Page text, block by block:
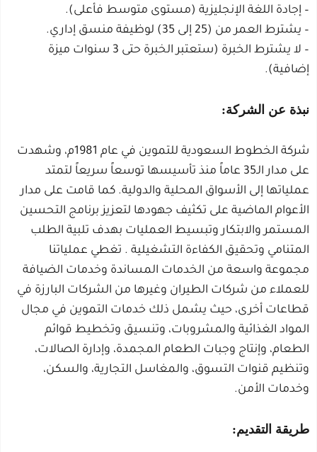
– إجادة اللغة الإنجليزية (مستوى متوسط فأعلى).
– يشترط العمر من (25 إلى 35) لوظيفة منسق إداري.
– لا يشترط الخبرة (ستعتبر الخبرة حتى 3 سنوات ميزة
إضافية).
نبذة عن الشركة:
شركة الخطوط السعودية للتموين في عام 1981م، وشهدت
على مدار الـ35 عاماً منذ تأسيسها توسعاً سريعاً لتمتد
عملياتها إلى الأسواق المحلية والدولية. كما قامت على مدار
الأعوام الماضية على تكثيف جهودها لتعزيز برنامج التحسين
المستمر والابتكار وتبسيط العمليات بهدف تلبية الطلب
المتنامي وتحقيق الكفاءة التشغيلية . تغطي عملياتنا
مجموعة واسعة من الخدمات المساندة وخدمات الضيافة
للعملاء من شركات الطيران وغيرها من الشركات البارزة في
قطاعات أخرى، حيث يشمل ذلك خدمات التموين في مجال
المواد الغذائية والمشروبات، وتنسيق وتخطيط قوائم
الطعام، وإنتاج وجبات الطعام المجمدة، وإدارة الصالات،
وتنظيم قنوات التسوق، والمغاسل التجارية، والسكن،
وخدمات الأمن.
طريقة التقديم: